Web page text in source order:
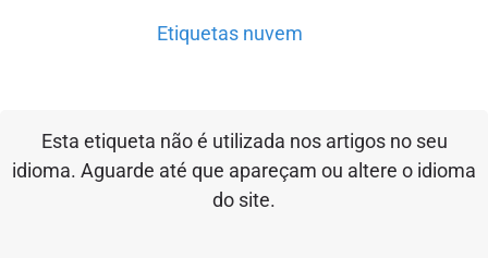
Etiquetas nuvem